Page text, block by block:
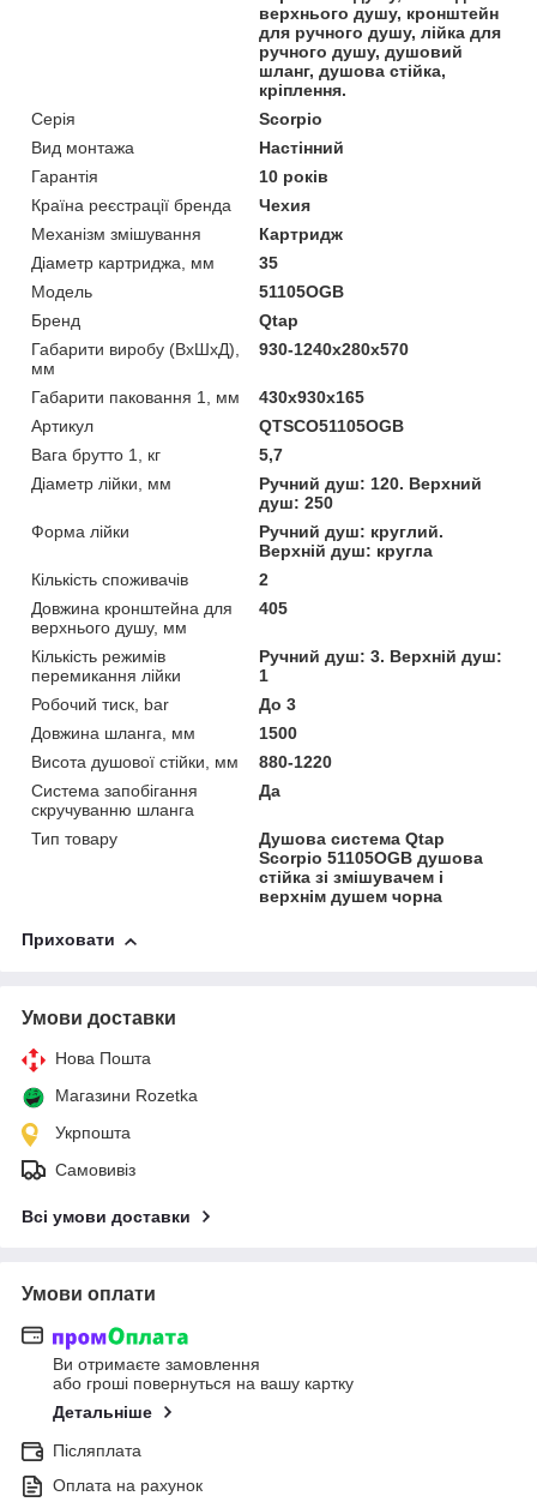
верхнього душу, кронштейн
для ручного душу, лійка для
ручного душу, душовий
шланг, душова стійка,
кріплення.
Серія
Scorpio
Вид монтажа
Настінний
Гарантія
10 років
Країна реєстрації бренда
Чехия
Механізм змішування
Картридж
Діаметр картриджа, мм
35
Мoдель
51105OGB
Бренд
Qtap
Габарити виробу (ВхШхД),
мм
930-1240х280х570
Габарити паковання 1, мм
430х930х165
Артикул
QTSCO51105OGB
Вага брутто 1, кг
5,7
Діаметр лійки, мм
Ручний душ: 120. Верхний
душ: 250
Форма лійки
Ручний душ: круглий.
Верхній душ: кругла
Кількість споживачів
2
Довжина кронштейна для
верхнього душу, мм
405
Кількість режимів
перемикання лійки
Ручний душ: 3. Верхній душ:
1
Робочий тиск, bar
До 3
Довжина шланга, мм
1500
Висота душової стійки, мм
880-1220
Система запобігання
скручуванню шланга
Да
Тип товару
Душова система Qtap
Scorpio 51105OGB душова
стійка зі змішувачем і
верхнім душем чорна
Приховати
Умови доставки
Нова Пошта
Магазини Rozetka
Укрпошта
Самовивіз
Всі умови доставки
Умови оплати
Ви отримаєте замовлення
або гроші повернуться на вашу картку
Детальніше
Післяплата
Оплата на рахунок